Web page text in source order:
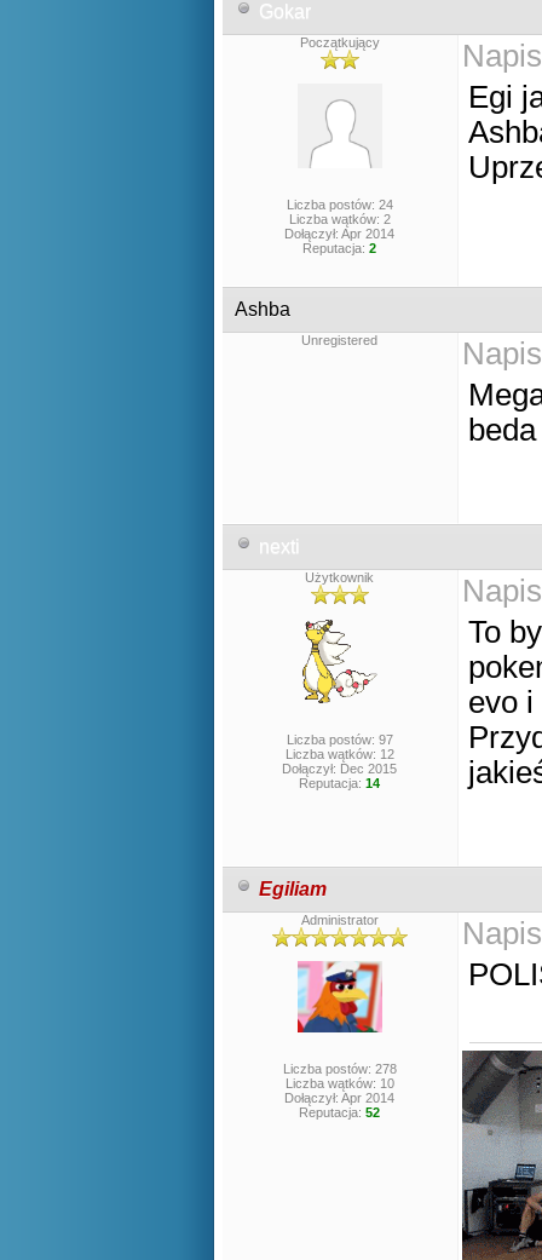
Gokar
Początkujący
Liczba postów: 24
Liczba wątków: 2
Dołączył: Apr 2014
Reputacja:2
Egi
Ashba
Unregistered
nexti
Użytkownik
Liczba postów: 97
Liczba wątków: 12
Dołączył: Dec 2015
Reputacja:14
To
evo i
Egiliam
Administrator
Liczba postów: 278
Liczba wątków: 10
Dołączył: Apr 2014
Reputacja:52